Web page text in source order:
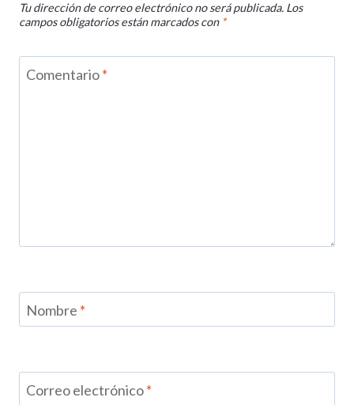
Tu dirección de correo electrónico no será publicada. Los
campos obligatorios están marcados con *
Comentario*
Nombre *
Correo electrónico*